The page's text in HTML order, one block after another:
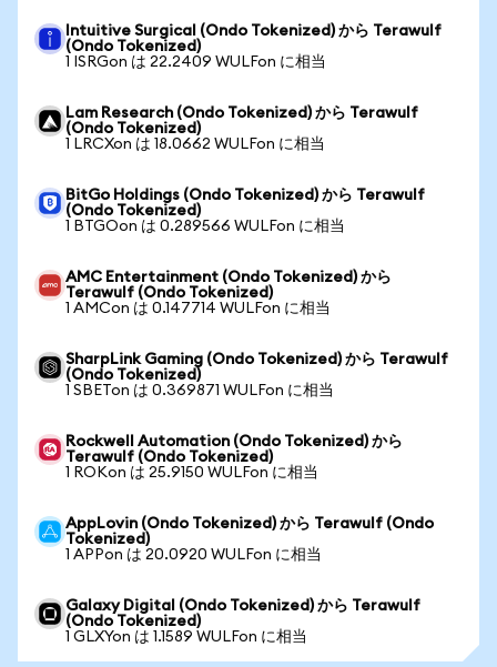
Intuitive Surgical (Ondo Tokenized) から Terawulf
(Ondo Tokenized)
1 ISRGon は 22.2409 WULFon に相当
Lam Research (Ondo Tokenized) から Terawulf
(Ondo Tokenized)
1 LRCXon は 18.0662 WULFon に相当
BitGo Holdings (Ondo Tokenized) から Terawulf
(Ondo Tokenized)
1 BTGOon は 0.289566 WULFon に相当
AMC Entertainment (Ondo Tokenized) から
Terawulf (Ondo Tokenized)
1 AMCon は 0.147714 WULFon に相当
SharpLink Gaming (Ondo Tokenized) から Terawulf
(Ondo Tokenized)
1 SBETon は 0.369871 WULFon に相当
Rockwell Automation (Ondo Tokenized) から
Terawulf (Ondo Tokenized)
1 ROKon は 25.9150 WULFon に相当
AppLovin (Ondo Tokenized) から Terawulf (Ondo
Tokenized)
1 APPon は 20.0920 WULFon に相当
Galaxy Digital (Ondo Tokenized) から Terawulf
(Ondo Tokenized)
1 GLXYon は 1.1589 WULFon に相当